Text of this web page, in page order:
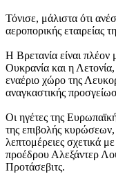
Τόνισε, μάλιστα ότι
αεροπορικής εταιρείας
Η Βρετανία είναι πλέον
Ουκρανία και η
εναέριο χώρο της
αναγκαστικής
Οι ηγέτες της
της επιβολής κυρώσεων,
λεπτομέρειες σχετικά
προέδρου Αλεξάντερ
Προτάσεβιτς.